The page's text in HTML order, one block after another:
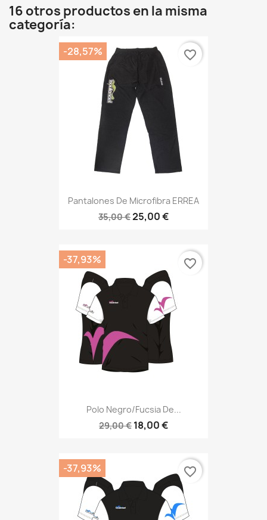
16 otros productos en la misma
categoría:
Pantalones De Microfibra ERREA
35,00 €25,00 €
-28,57% favorite_border
Polo Negro/fucsia De...
29,00 € 18,00 €
-37,93% favorite_border
-37,93% favorite_border